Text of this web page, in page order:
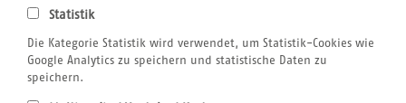
Jobs
Kitesurfen
SUP
Tauchen
Statistik
Die Kategorie Statistik wird verwendet, um Statistik-Cookies wie
Google Analytics zu speichern und statistische Daten zu
speichern.